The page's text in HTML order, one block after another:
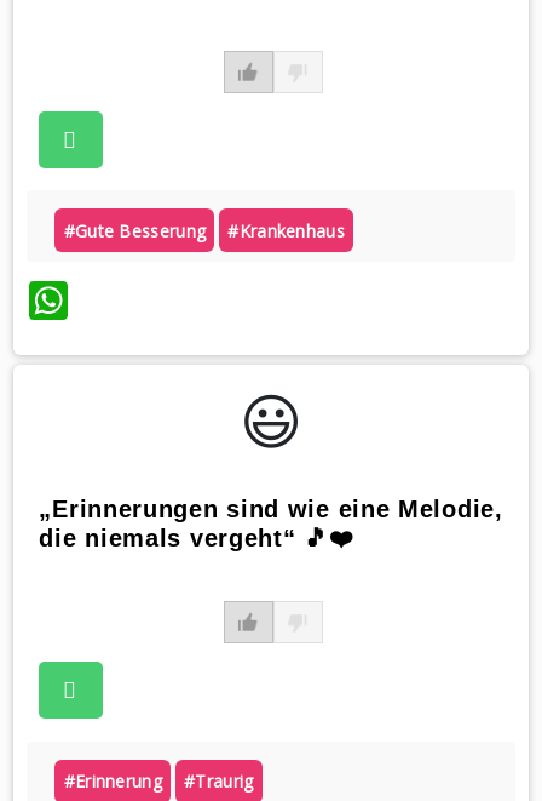
#gute Besserung #krankenhaus
WhatsApp
😃️
„Erinnerungen sind wie eine Melodie,
die niemals vergeht“ 🎵❤️
#erinnerung #traurig